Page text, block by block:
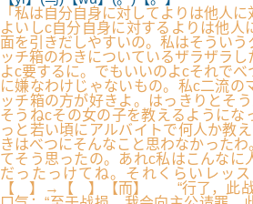
「私は自分自身に対してよりは他人
よいしc自分自身に対するよりは他人
面を引きだしやすいの。私はそうい
ッチ箱のわきについているザラザラ
よc要するに。でもいいのよcそれでべ
に嫌なわけじゃないもの。私c二流の
ッチ箱の方が好きよ。はっきりとそ
そうねcその女の子を教えるようにな
っと若い頃にアルバイトで何人か教
きはべつにそんなこと思わなかった
てそう思ったの。あれc私はこんなに
だったっけてね。それくらいレッス
【 】→【 】【而】 “行了，此战